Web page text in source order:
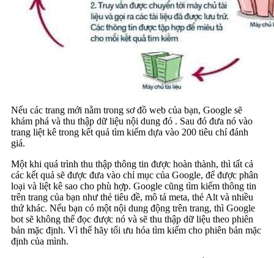
Nếu các trang mới nằm trong sơ đồ web của bạn, Google sẽ
khám phá và thu thập dữ liệu nội dung đó . Sau đó đưa nó vào
trang liệt kê trong kết quả tìm kiếm dựa vào 200 tiêu chí đánh
giá.
Một khi quá trình thu thập thông tin được hoàn thành, thì tất cả
các kết quả sẽ được đưa vào chỉ mục của Google, để được phân
loại và liệt kê sao cho phù hợp. Google cũng tìm kiếm thông tin
trên trang của bạn như thẻ tiêu đề, mô tả meta, thẻ Alt và nhiều
thứ khác. Nếu bạn có một nội dung động trên trang, thì Google
bot sẽ không thể đọc được nó và sẽ thu thập dữ liệu theo phiên
bản mặc định. Vì thế hãy tối ưu hóa tìm kiếm cho phiên bản mặc
định của mình.